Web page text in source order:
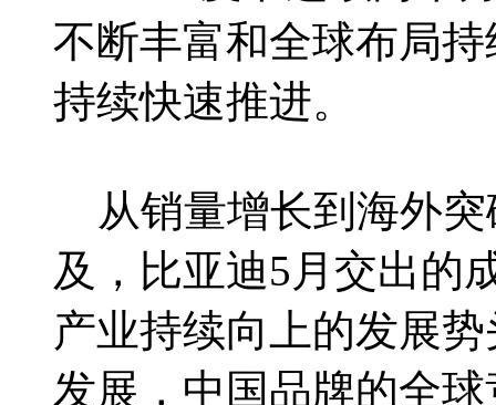
不断丰富和全球布局
持续快速推进。
从销量增长到海外突
及，比亚迪5月交出的
产业持续向上的发展
发展，中国品牌的全